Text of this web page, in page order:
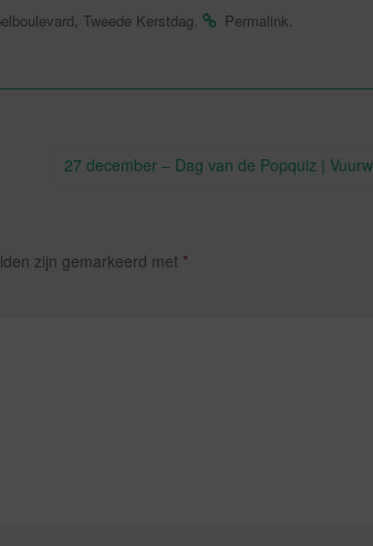
, Tweede Kerstdag. Permalink.
27 december – Dag van de Popquiz |
zijn gemarkeerd met *